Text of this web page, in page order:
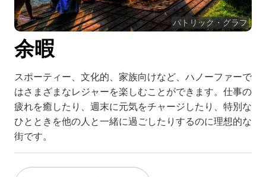
TR
RU
KO
UK
BG
パトリック・グラフ
余暇
スポーティー、文化的、家族向けなど、ハノーファーで
はさまざまなレジャーを楽しむことができます。仕事の
疲れを癒したり、週末に元気をチャージしたり、特別な
ひとときを他の人と一緒に過ごしたりするのに理想的な
街です。